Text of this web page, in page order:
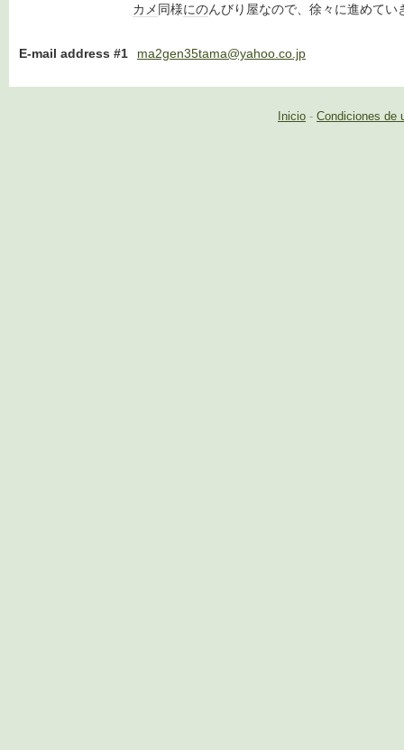
カメ同様にのんびり屋なので、徐々に進めてい
E-mail address #1 ma2gen35tama@yahoo.co.jp
Inicio - Condiciones de